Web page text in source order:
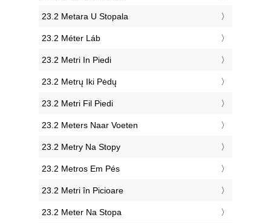
‎23.2 Metara U Stopala
‎23.2 Méter Láb
‎23.2 Metri In Piedi
‎23.2 Metrų Iki Pėdų
‎23.2 Metri Fil Piedi
‎23.2 Meters Naar Voeten
‎23.2 Metry Na Stopy
‎23.2 Metros Em Pés
‎23.2 Metri în Picioare
‎23.2 Meter Na Stopa